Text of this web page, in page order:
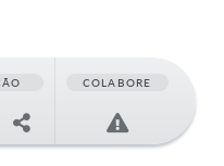
COLABORE